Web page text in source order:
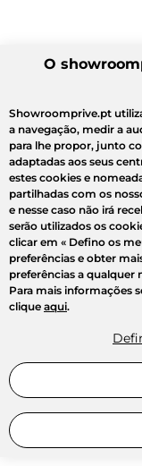
O
Showroomprive.pt
a navegação, medir a
para lhe propor, junto
adaptadas aos seus
estes cookies e
partilhadas com os
e nesse caso não irá
serão utilizados os
clicar em « Defino os
preferências e obter
preferências a qualquer
Para mais informações
clique aqui.